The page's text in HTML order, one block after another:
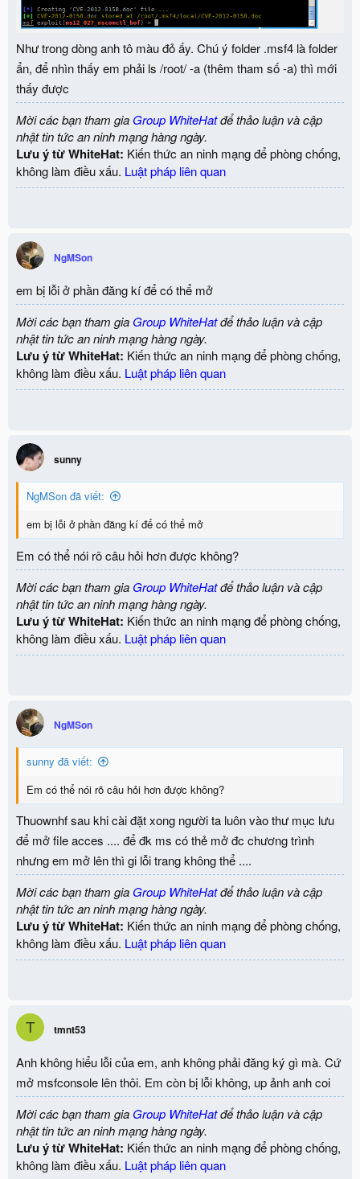
Như trong dòng anh tô màu đỏ ấy. Chú ý folder .msf4 là folder
ẩn, để nhìn thấy em phải ls /root/ -a (thêm tham số -a) thì mới
thấy được
Mời các bạn tham gia Group WhiteHatđể thảo luận và cập
nhật tin tức an ninh mạng hàng ngày.
Lưu ý từ WhiteHat: Kiến thức an ninh mạng để phòng chống,
không làm điều xấu. Luật pháp liên quan
NgMSon
em bị lỗi ở phần đăng kí để có thể mở
Mời các bạn tham gia Group WhiteHatđể thảo luận và cập
nhật tin tức an ninh mạng hàng ngày.
Lưu ý từ WhiteHat: Kiến thức an ninh mạng để phòng chống,
không làm điều xấu. Luật pháp liên quan
sunny
NgMSon đã viết:
em bị lỗi ở phần đăng kí để có thể mở
Em có thể nói rõ câu hỏi hơn được không?
Mời các bạn tham gia Group WhiteHatđể thảo luận và cập
nhật tin tức an ninh mạng hàng ngày.
Lưu ý từ WhiteHat: Kiến thức an ninh mạng để phòng chống,
không làm điều xấu. Luật pháp liên quan
NgMSon
sunny đã viết:
Em có thể nói rõ câu hỏi hơn được không?
Thuownhf sau khi cài đặt xong người ta luôn vào thư mục lưu
để mở file acces .... để đk ms có thẻ mở đc chương trình
nhưng em mở lên thì gi lỗi trang không thể ....
Mời các bạn tham gia Group WhiteHatđể thảo luận và cập
nhật tin tức an ninh mạng hàng ngày.
Lưu ý từ WhiteHat: Kiến thức an ninh mạng để phòng chống,
không làm điều xấu. Luật pháp liên quan
T tmnt53
Anh không hiểu lỗi của em, anh không phải đăng ký gì mà. Cứ
mở msfconsole lên thôi. Em còn bị lỗi không, up ảnh anh coi
Mời các bạn tham gia Group WhiteHatđể thảo luận và cập
nhật tin tức an ninh mạng hàng ngày.
Lưu ý từ WhiteHat: Kiến thức an ninh mạng để phòng chống,
không làm điều xấu. Luật pháp liên quan